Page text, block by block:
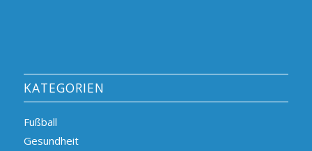
KATEGORIEN
Fußball
Gesundheit